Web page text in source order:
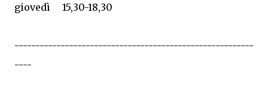
giovedì 15,30-18,30
---------------------------------------------------------
----